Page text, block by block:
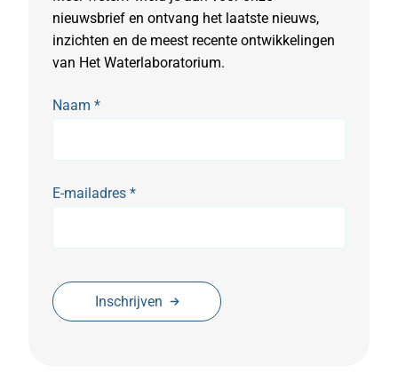
nieuwsbrief en ontvang het laatste nieuws,
inzichten en de meest recente ontwikkelingen
van Het Waterlaboratorium.
Naam *
E-mailadres *
Inschrijven